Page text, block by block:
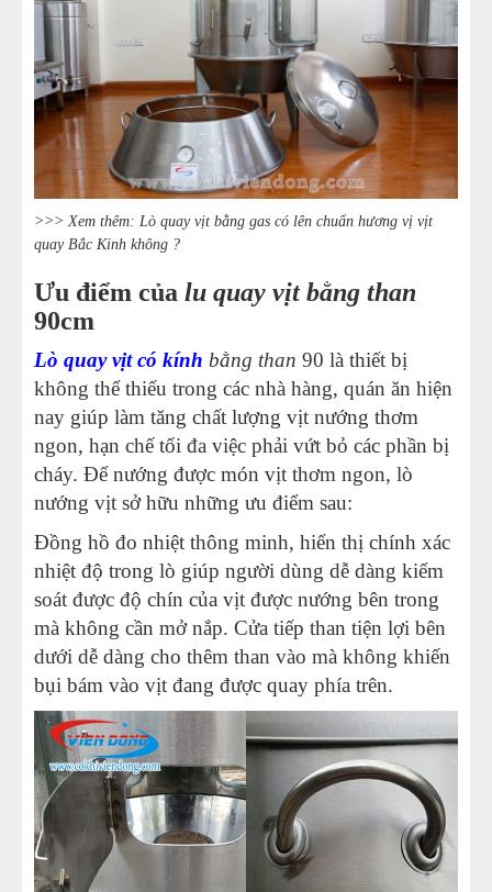
>>> Xem thêm: Lò quay vịt bằng gas có lên chuẩn hương vị vịt
quay Bắc Kinh không ?
Ưu điểm của lu quay vịt bằng than
90cm
Lò quay vịt có kính bằng than 90 là thiết bị
không thể thiếu trong các nhà hàng, quán ăn hiện
nay giúp làm tăng chất lượng vịt nướng thơm
ngon, hạn chế tối đa việc phải vứt bỏ các phần bị
cháy. Để nướng được món vịt thơm ngon, lò
nướng vịt sở hữu những ưu điểm sau:
Đồng hồ đo nhiệt thông minh, hiển thị chính xác
nhiệt độ trong lò giúp người dùng dễ dàng kiểm
soát được độ chín của vịt được nướng bên trong
mà không cần mở nắp. Cửa tiếp than tiện lợi bên
dưới dễ dàng cho thêm than vào mà không khiến
bụi bám vào vịt đang được quay phía trên.